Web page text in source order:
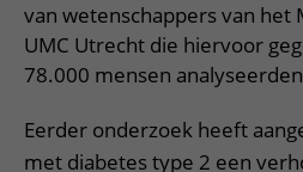
van wetenschappers van het
UMC Utrecht die hiervoor
78.000 mensen
Eerder onderzoek heeft
met diabetes type 2 een